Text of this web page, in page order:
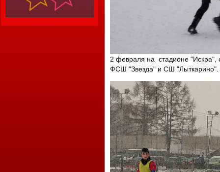
2 февраля на стадионе "Искра",
ФСШ "Звезда" и СШ "Лыткарино".